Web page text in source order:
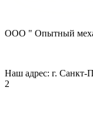
ООО " Опытный
Наш адрес: г. Санкт-
2